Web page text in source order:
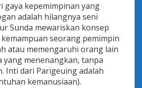
gaya kepemimpinan yang
adalah hilangnya seni
Sunda mewariskan konsep
seorang pemimpin
atau memengaruhi orang lain
yang menenangkan, tanpa
Inti dari Parigeuing adalah
kemanusiaan).